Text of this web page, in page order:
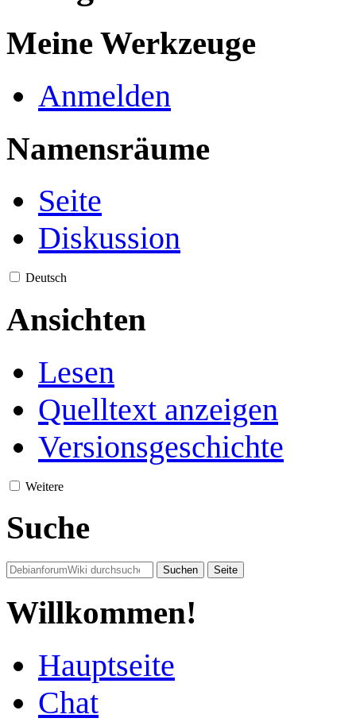
Meine Werkzeuge
Anmelden
Namensräume
Seite
Diskussion
Deutsch
Ansichten
Lesen
Quelltext anzeigen
Versionsgeschichte
Weitere
Suche
Willkommen!
Hauptseite
Chat